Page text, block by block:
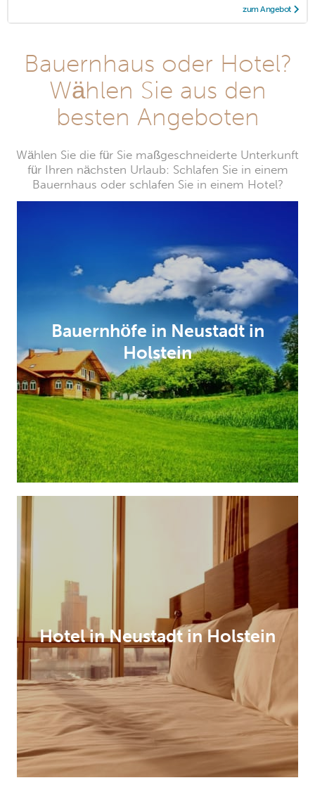
zum Angebot
Bauernhaus oder Hotel?
Wählen Sie aus den
besten Angeboten
Wählen Sie die für Sie maßgeschneiderte Unterkunft
für Ihren nächsten Urlaub: Schlafen Sie in einem
Bauernhaus oder schlafen Sie in einem Hotel?
Bauernhöfe in Neustadt in
Holstein
Hotel in Neustadt in Holstein